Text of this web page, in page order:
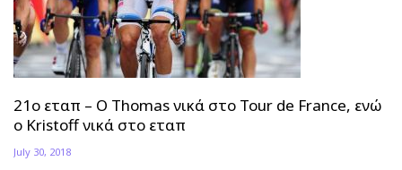
21ο εταπ – Ο Thomas νικά στο Tour de France, ενώ
ο Kristoff νικά στο εταπ
July 30, 2018